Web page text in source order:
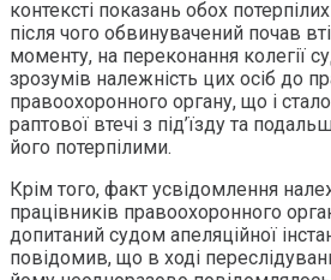
контексті показань обох
після чого обвинувачений почав
моменту, на переконання колегії
зрозумів належність цих осіб до
правоохоронного органу, що і
раптової втечі з під’їзду та
його потерпілими.
Крім того, факт усвідомлення
працівників правоохоронного
допитаний судом апеляційної
повідомив, що в ході